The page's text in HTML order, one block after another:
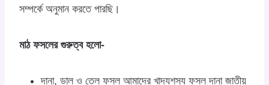
সম্পর্কে অনুমান করতে পারছি।
মাঠ ফসলের গুরুত্ব হলো-
দানা, ডাল ও তেল ফসল আমাদের খাদ্যশস্য ফসল দানা জাতীয়